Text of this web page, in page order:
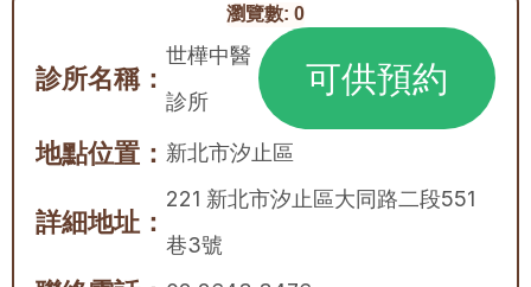
瀏覽數: 0
診所名稱：
世樺中醫
診所
可供預約
地點位置： 新北市汐止區
詳細地址：
221 新北市汐止區大同路二段551
巷3號